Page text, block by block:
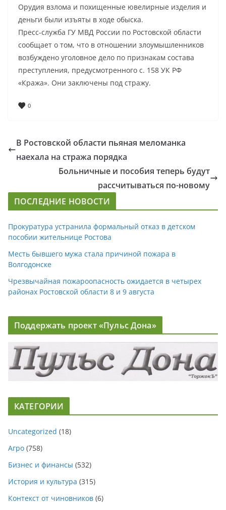
Орудия взлома и похищенные ювелирные изделия и
деньги были изъяты в ходе обыска.
Пресс-служба ГУ МВД России по Ростовской области
сообщает о том, что в отношении злоумышленников
возбуждено уголовное дело по признакам состава
преступления, предусмотренного с. 158 УК РФ
«Кража». Они заключены под стражу.
0
В Ростовской области пьяная меломанка
наехала на стража порядка
Больничные и пособия теперь будут
рассчитываться по-новому
ПОСЛЕДНИЕ НОВОСТИ
Прокуратура устранила формальный отказ в детском
пособии жительнице Ростова
Месть бывшего мужа стала причиной пожара в
Волгодонске
Чрезвычайная пожароопасность ожидается в четырех
районах Ростовской области 8 и 9 августа
Поддержать проект «Пульс Дона»
КАТЕГОРИИ
Uncategorized (18)
Агро (758)
Бизнес и финансы (532)
История и культура (315)
Контекст от чиновников (6)